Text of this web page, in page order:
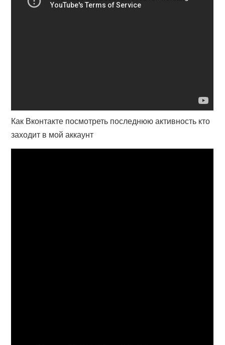
Как Вконтакте посмотреть последнюю активность кто
заходит в мой аккаунт